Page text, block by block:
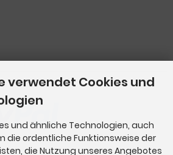
verwendet Cookies und
und ähnliche Technologien, auch
die ordentliche Funktionsweise der
die Nutzung unseres Angebotes